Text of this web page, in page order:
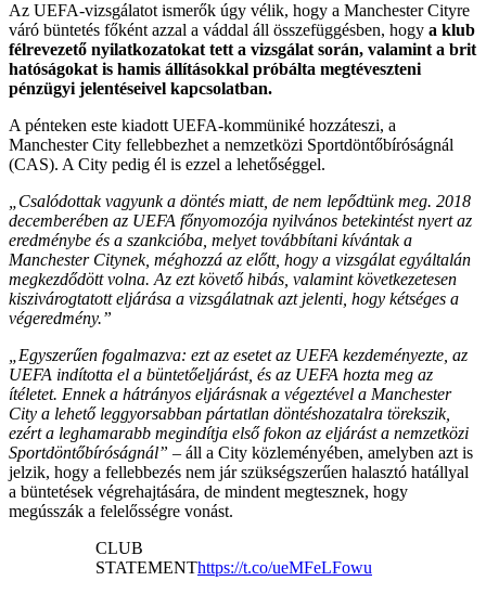
Az UEFA-vizsgálatot ismerők úgy vélik, hogy a Manchester Cityre
váró büntetés főként azzal a váddal áll összefüggésben, hogy a klub
félrevezető nyilatkozatokat tett a vizsgálat során, valamint a brit
hatóságokat is hamis állításokkal próbálta megtéveszteni
pénzügyi jelentéseivel kapcsolatban.
A pénteken este kiadott UEFA-kommüniké hozzáteszi, a
Manchester City fellebbezhet a nemzetközi Sportdöntőbíróságnál
(CAS). A City pedig él is ezzel a lehetőséggel.
„Csalódottak vagyunk a döntés miatt, de nem lepődtünk meg. 2018
decemberében az UEFA főnyomozója nyilvános betekintést nyert az
eredménybe és a szankcióba, melyet továbbítani kívántak a
Manchester Citynek, méghozzá az előtt, hogy a vizsgálat egyáltalán
megkezdődött volna. Az ezt követő hibás, valamint következetesen
kiszivárogtatott eljárása a vizsgálatnak azt jelenti, hogy kétséges a
végeredmény.”
„Egyszerűen fogalmazva: ezt az esetet az UEFA kezdeményezte, az
UEFA indította el a büntetőeljárást, és az UEFA hozta meg az
ítéletet. Ennek a hátrányos eljárásnak a végeztével a Manchester
City a lehető leggyorsabban pártatlan döntéshozatalra törekszik,
ezért a leghamarabb megindítja első fokon az eljárást a nemzetközi
Sportdöntőbíróságnál” – áll a City közleményében, amelyben azt is
jelzik, hogy a fellebbezés nem jár szükségszerűen halasztó hatállyal
a büntetések végrehajtására, de mindent megtesznek, hogy
megússzák a felelősségre vonást.
CLUB
STATEMENThttps://t.co/ueMFeLFowu